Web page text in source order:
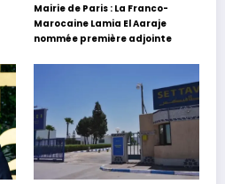
Mairie de Paris : La Franco-
Marocaine Lamia El Aaraje
nommée première adjointe